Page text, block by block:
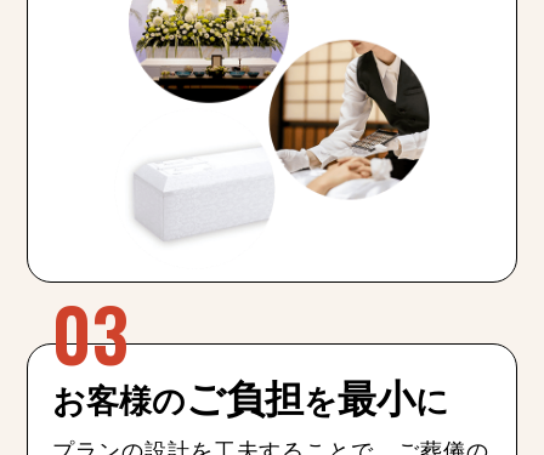
お客様のご負担を最小に